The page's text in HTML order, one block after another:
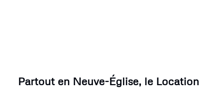
Partout en Neuve-Église, le Location